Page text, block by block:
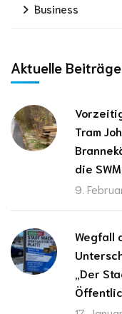
Business
Aktuelle Beiträge
Tram
die
9.
Wegfall
„Der